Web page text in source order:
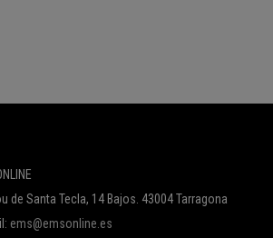
de Santa Tecla, 14 Bajos. 43004 Tarragona
ems@emsonline.es